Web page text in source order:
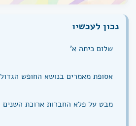
נכון לעכשיו
שלום כיתה א'
אסופת מאמרים בנושא החופש הגדול
מבט על פלא החברות ארוכת השנים